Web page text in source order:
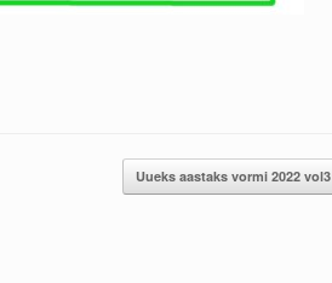
Uueks aastaks vormi 2022 vol3